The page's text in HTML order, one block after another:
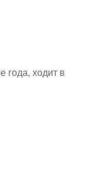
года, ходит в